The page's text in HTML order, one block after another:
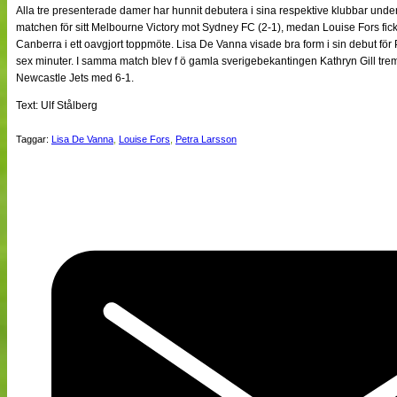
Alla tre presenterade damer har hunnit debutera i sina respektive klubbar
matchen för sitt Melbourne Victory mot Sydney FC (2-1), medan Louise Fors
Canberra i ett oavgjort toppmöte. Lisa De Vanna visade bra form i sin debut
sex minuter. I samma match blev f ö gamla sverigebekantingen Kathryn Gill
Newcastle Jets med 6-1.
Text: Ulf Stålberg
Taggar: Lisa De Vanna Louise Fors Petra Larsson